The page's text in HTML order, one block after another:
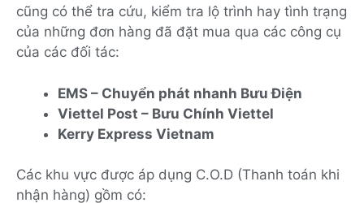
cũng có thể tra cứu, kiểm tra lộ trình hay tình trạng
của những đơn hàng đã đặt mua qua các công cụ
của các đối tác:
EMS – Chuyển phát nhanh Bưu Điện
Viettel Post – Bưu Chính Viettel
Kerry Express Vietnam
Các khu vực được áp dụng C.O.D (Thanh toán khi
nhận hàng) gồm có: